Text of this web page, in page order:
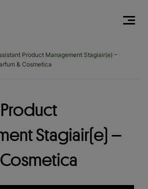
Product Management Stagiair(e) –
& Cosmetica
Stagiair(e) –